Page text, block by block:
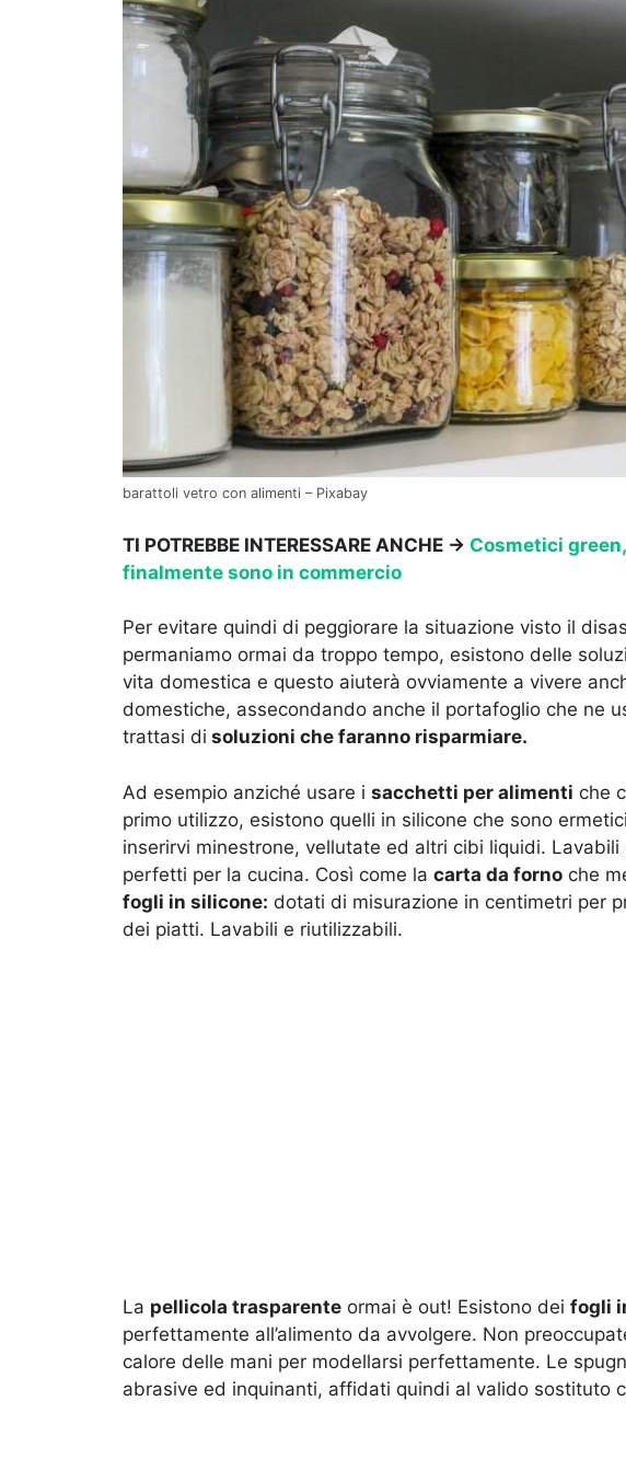
barattoli vetro con alimenti – Pixabay
TI POTREBBE INTERESSARE ANCHE -> Cosmetici
finalmente sono in commercio
Per evitare quindi di peggiorare la situazione visto il
permaniamo ormai da troppo tempo, esistono delle
vita domestica e questo aiuterà ovviamente a vivere
domestiche, assecondando anche il portafoglio che ne
trattasi di soluzioni che faranno risparmiare.
Ad esempio anziché usare i sacchetti per alimenti che
primo utilizzo, esistono quelli in silicone che sono
inserirvi minestrone, vellutate ed altri cibi liquidi.
perfetti per la cucina. Così come la carta da forno che
fogli in silicone: dotati di misurazione in centimetri per
dei piatti. Lavabili e riutilizzabili.
La pellicola trasparente ormai è out! Esistono dei fogli
perfettamente all’alimento da avvolgere. Non
calore delle mani per modellarsi perfettamente. Le
abrasive ed inquinanti, affidati quindi al valido sostituto